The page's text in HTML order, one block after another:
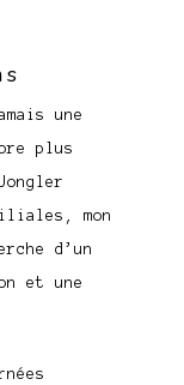
une
plus
mon
d’un
et une